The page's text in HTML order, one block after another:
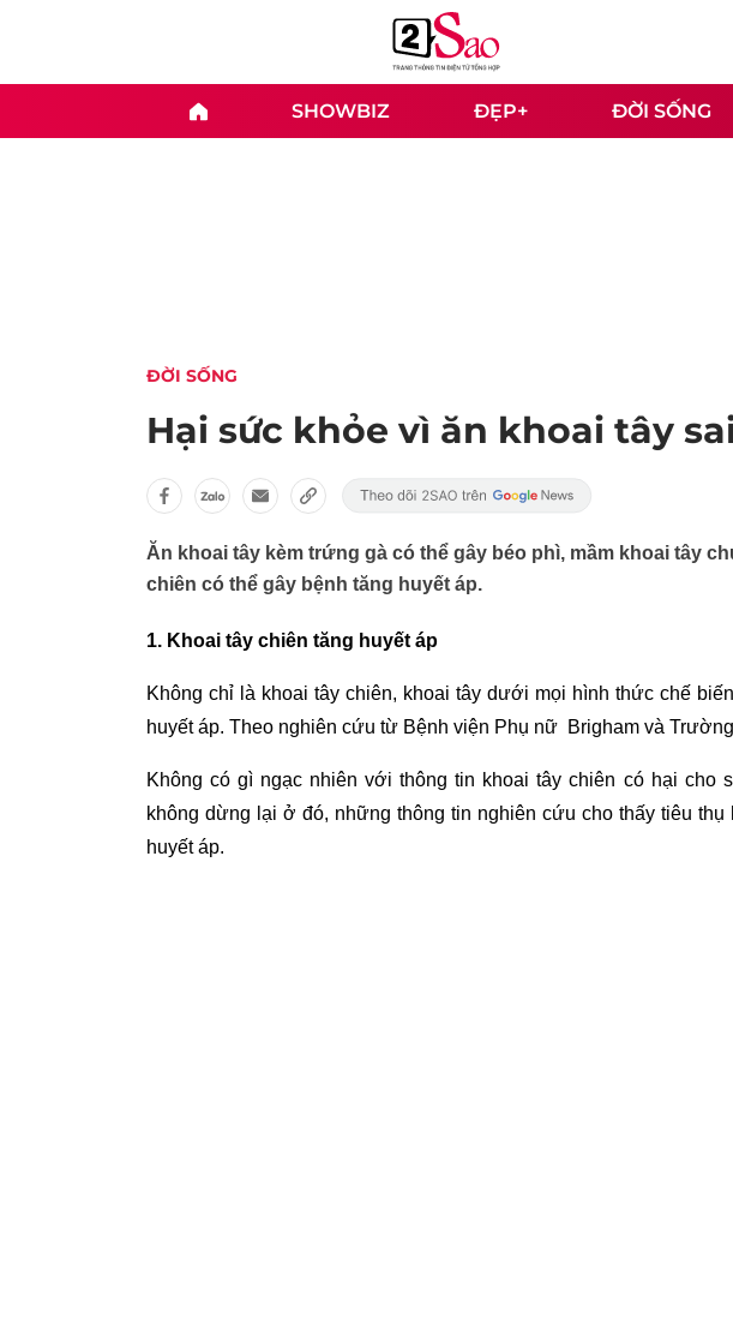
SHOWBIZ ĐẸP+ ĐỜI SỐNG
ĐỜI SỐNG
Hại sức khỏe vì ăn khoai tây
Ăn khoai tây kèm trứng gà có thể gây béo phì, mầm khoai tây
chiên có thể gây bệnh tăng huyết áp.
1. Khoai tây chiên tăng huyết áp
Không chỉ là khoai tây chiên, khoai tây dưới mọi hình thức chế
huyết áp. Theo nghiên cứu từ Bệnh viện Phụ nữ Brigham và
Không có gì ngạc nhiên với thông tin khoai tây chiên có hại cho
không dừng lại ở đó, những thông tin nghiên cứu cho thấy tiêu
huyết áp.